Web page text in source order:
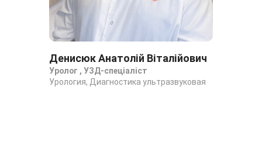
Денисюк Анатолій Віталійович
Уролог , УЗД-спеціаліст
Урология, Диагностика ультразвуковая